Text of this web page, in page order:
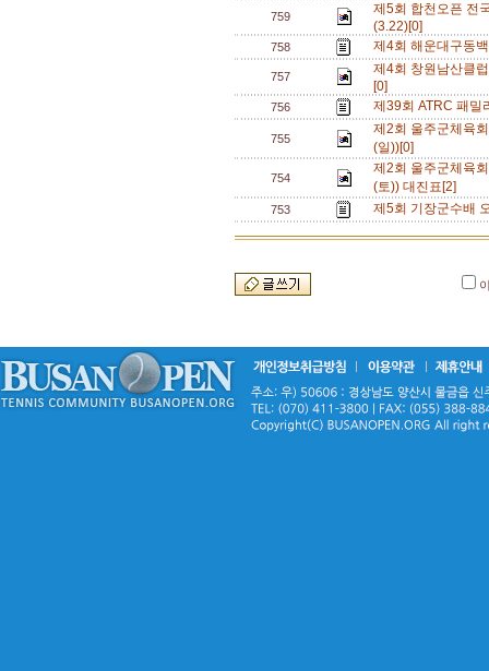
759
제5회 합천오픈 전
(3.22)[0]
758 제4회 해운대구동
757
제4회 창원남산클
[0]
756 제39회 ATRC 패
755
제2회 울주군체육
(일))[0]
754
제2회 울주군체육
(토)) 대진표[2]
753 제5회 기장군수배